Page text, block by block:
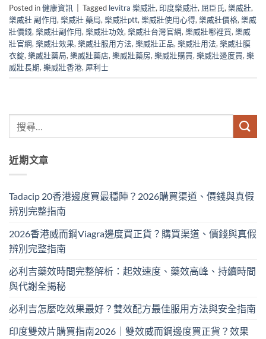
Posted in健康資訊 Tagged levitra 樂威壯, 印度樂威壯, 屈臣氏, 樂威壯,
樂威壯 副作用, 樂威壯 藥局, 樂威壯ptt, 樂威壯使用心得, 樂威壯價格, 樂威
壯價錢, 樂威壯副作用, 樂威壯功效, 樂威壯台灣官網, 樂威壯哪裡買, 樂威
壯官網, 樂威壯效果, 樂威壯服用方法, 樂威壯正品, 樂威壯用法, 樂威壯膜
衣錠, 樂威壯藥局, 樂威壯藥店, 樂威壯藥房, 樂威壯購買, 樂威壯邊度買, 樂
威壯長期, 樂威壯香港, 犀利士
近期文章
Tadacip 20香港邊度買最穩陣？2026購買渠道、價錢與真假
辨別完整指南
2026香港威而鋼Viagra邊度買正貨？購買渠道、價錢與真假
辨別完整指南
必利吉藥效時間完整解析：起效速度、藥效高峰、持續時間
與代謝全揭秘
必利吉怎麼吃效果最好？雙效配方最佳服用方法與安全指南
印度雙效片購買指南2026｜雙效威而鋼邊度買正貨？效果